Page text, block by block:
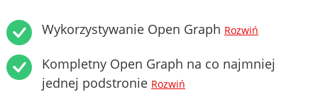
Wykorzystywanie Open Graph Rozwiń
Kompletny Open Graph na co najmniej
jednej podstronie Rozwiń